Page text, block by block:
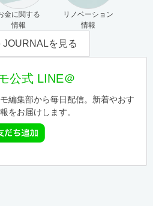
金に関する
情報
リノベーション
情報
JOURNALを見る
公式 LINE＠
編集部から毎日配信。新着やおす
をお届けします。